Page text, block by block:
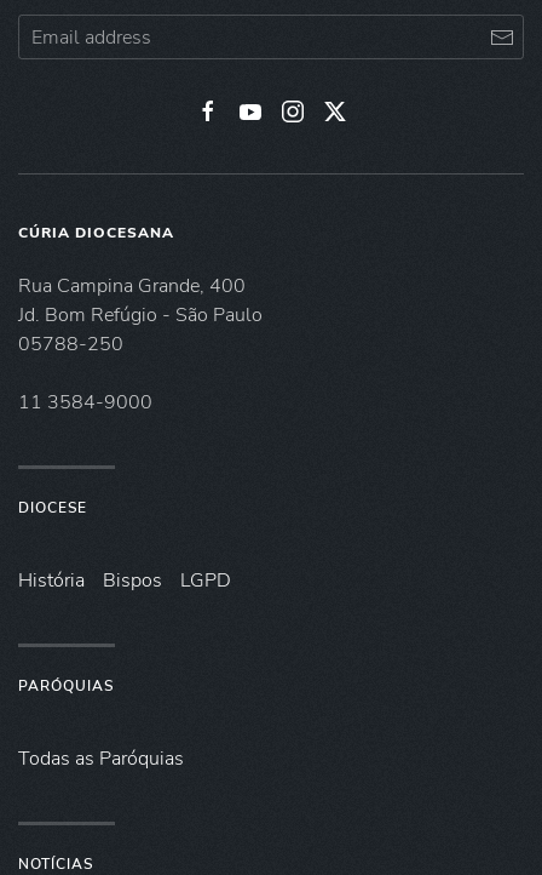
CÚRIA DIOCESANA
Rua Campina Grande, 400
Jd. Bom Refúgio - São Paulo
05788-250
11 3584-9000
DIOCESE
História Bispos LGPD
PARÓQUIAS
Todas as Paróquias
NOTÍCIAS